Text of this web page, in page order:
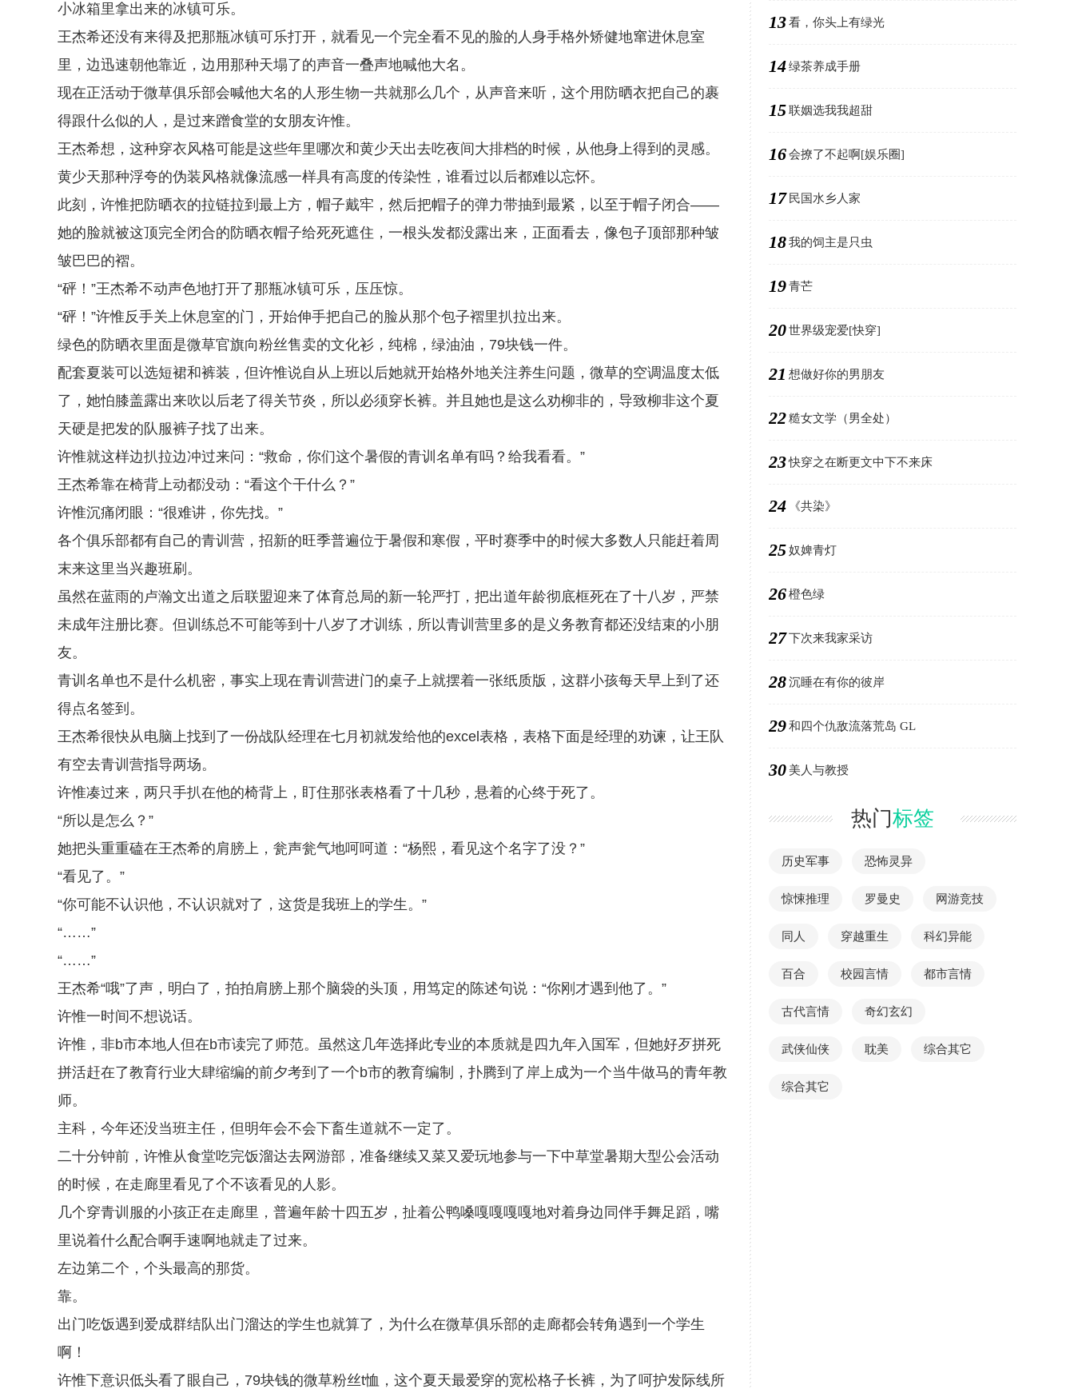
小冰箱里拿出来的冰镇可乐。
王杰希还没有来得及把那瓶冰镇可乐打开，就看见一个完全看不见的脸的人身手格外矫健地窜进休息室
里，边迅速朝他靠近，边用那种天塌了的声音一叠声地喊他大名。
现在正活动于微草俱乐部会喊他大名的人形生物一共就那么几个，从声音来听，这个用防晒衣把自己的裹
得跟什么似的人，是过来蹭食堂的女朋友许惟。
王杰希想，这种穿衣风格可能是这些年里哪次和黄少天出去吃夜间大排档的时候，从他身上得到的灵感。
黄少天那种浮夸的伪装风格就像流感一样具有高度的传染性，谁看过以后都难以忘怀。
此刻，许惟把防晒衣的拉链拉到最上方，帽子戴牢，然后把帽子的弹力带抽到最紧，以至于帽子闭合——
她的脸就被这顶完全闭合的防晒衣帽子给死死遮住，一根头发都没露出来，正面看去，像包子顶部那种皱
皱巴巴的褶。
“砰！”王杰希不动声色地打开了那瓶冰镇可乐，压压惊。
“砰！”许惟反手关上休息室的门，开始伸手把自己的脸从那个包子褶里扒拉出来。
绿色的防晒衣里面是微草官旗向粉丝售卖的文化衫，纯棉，绿油油，79块钱一件。
配套夏装可以选短裙和裤装，但许惟说自从上班以后她就开始格外地关注养生问题，微草的空调温度太低
了，她怕膝盖露出来吹以后老了得关节炎，所以必须穿长裤。并且她也是这么劝柳非的，导致柳非这个夏
天硬是把发的队服裤子找了出来。
许惟就这样边扒拉边冲过来问：“救命，你们这个暑假的青训名单有吗？给我看看。”
王杰希靠在椅背上动都没动：“看这个干什么？”
许惟沉痛闭眼：“很难讲，你先找。”
各个俱乐部都有自己的青训营，招新的旺季普遍位于暑假和寒假，平时赛季中的时候大多数人只能赶着周
末来这里当兴趣班刷。
虽然在蓝雨的卢瀚文出道之后联盟迎来了体育总局的新一轮严打，把出道年龄彻底框死在了十八岁，严禁
未成年注册比赛。但训练总不可能等到十八岁了才训练，所以青训营里多的是义务教育都还没结束的小朋
友。
青训名单也不是什么机密，事实上现在青训营进门的桌子上就摆着一张纸质版，这群小孩每天早上到了还
得点名签到。
王杰希很快从电脑上找到了一份战队经理在七月初就发给他的excel表格，表格下面是经理的劝谏，让王队
有空去青训营指导两场。
许惟凑过来，两只手扒在他的椅背上，盯住那张表格看了十几秒，悬着的心终于死了。
“所以是怎么？”
她把头重重磕在王杰希的肩膀上，瓮声瓮气地呵呵道：“杨熙，看见这个名字了没？”
“看见了。”
“你可能不认识他，不认识就对了，这货是我班上的学生。”
“……”
“……”
王杰希“哦”了声，明白了，拍拍肩膀上那个脑袋的头顶，用笃定的陈述句说：“你刚才遇到他了。”
许惟一时间不想说话。
许惟，非b市本地人但在b市读完了师范。虽然这几年选择此专业的本质就是四九年入国军，但她好歹拼死
拼活赶在了教育行业大肆缩编的前夕考到了一个b市的教育编制，扑腾到了岸上成为一个当牛做马的青年教
师。
主科，今年还没当班主任，但明年会不会下畜生道就不一定了。
二十分钟前，许惟从食堂吃完饭溜达去网游部，准备继续又菜又爱玩地参与一下中草堂暑期大型公会活动
的时候，在走廊里看见了个不该看见的人影。
几个穿青训服的小孩正在走廊里，普遍年龄十四五岁，扯着公鸭嗓嘎嘎嘎嘎地对着身边同伴手舞足蹈，嘴
里说着什么配合啊手速啊地就走了过来。
左边第二个，个头最高的那货。
靠。
出门吃饭遇到爱成群结队出门溜达的学生也就算了，为什么在微草俱乐部的走廊都会转角遇到一个学生
啊！
许惟下意识低头看了眼自己，79块钱的微草粉丝t恤，这个夏天最爱穿的宽松格子长裤，为了呵护发际线所
13看，你头上有绿光
14绿茶养成手册
15联姻选我我超甜
16会撩了不起啊[娱乐圈]
17 民国水乡人家
18我的饲主是只虫
19青芒
20世界级宠爱[快穿]
21 想做好你的男朋友
22糙女文学（男全处）
23快穿之在断更文中下不来床
24 《共染》
25奴婢青灯
26橙色绿
27下次来我家采访
28沉睡在有你的彼岸
29和四个仇敌流落荒岛 GL
30 美人与教授
热门标签
历史军事 恐怖灵异
惊悚推理 罗曼史 网游竞技
同人 穿越重生 科幻异能
百合 校园言情 都市言情
古代言情 奇幻玄幻
武侠仙侠 耽美 综合其它
综合其它